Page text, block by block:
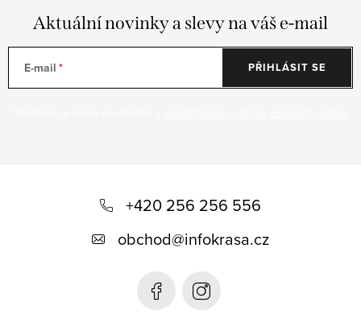
Aktuální novinky a slevy na váš e-mail
E-mail PŘIHLÁSIT SE
+420 256 256 556
obchod@infokrasa.cz